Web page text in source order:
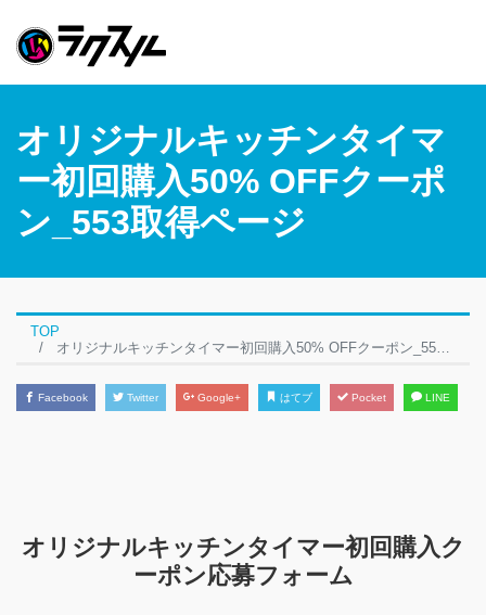
オリジナルキッチンタイマ
ー初回購入50% OFFクーポ
ン_553取得ページ
TOP
オリジナルキッチンタイマー初回購入50% OFFクーポン_553取得ページ
Facebook Twitter Google+ はてブ Pocket LINE
オリジナルキッチンタイマー初回購入ク
ーポン応募フォーム